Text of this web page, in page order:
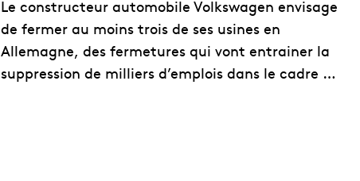
Le constructeur automobile Volkswagen envisage
de fermer au moins trois de ses usines en
Allemagne, des fermetures qui vont entrainer la
suppression de milliers d’emplois dans le cadre …